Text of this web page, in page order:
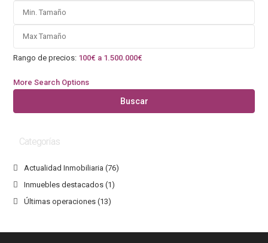
Rango de precios: 100€ a 1.500.000€
More Search Options
Buscar
Categorías
Actualidad Inmobiliaria (76)
Inmuebles destacados (1)
Últimas operaciones (13)